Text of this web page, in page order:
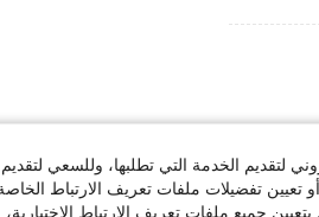
لتقديم الخدمة التي تطلبها، وللسعي لتقديم
تفضيلات ملفات تعريف الارتباط
جميع ملفات تعريف الارتباط الاختيارية،